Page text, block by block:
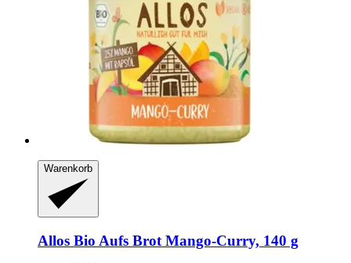
Warenkorb
Allos Bio Aufs Brot Mango-​Curry, 140 g